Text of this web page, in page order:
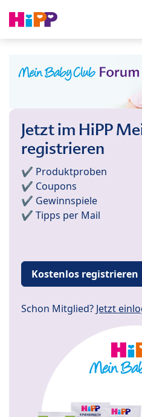
Jetzt im HiPP
registrieren
✔️ Produktproben
✔️ Coupons
✔️ Gewinnspiele
✔️ Tipps per Mail
Kostenlos registrieren
Schon Mitglied? Jetzt